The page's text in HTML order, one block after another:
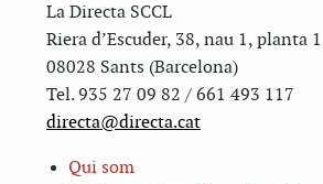
La Directa SCCL
Riera d’Escuder, 38, nau 1, planta 1
08028 Sants (Barcelona)
Tel. 935 27 09 82 / 661 493 117
directa@directa.cat
Qui som